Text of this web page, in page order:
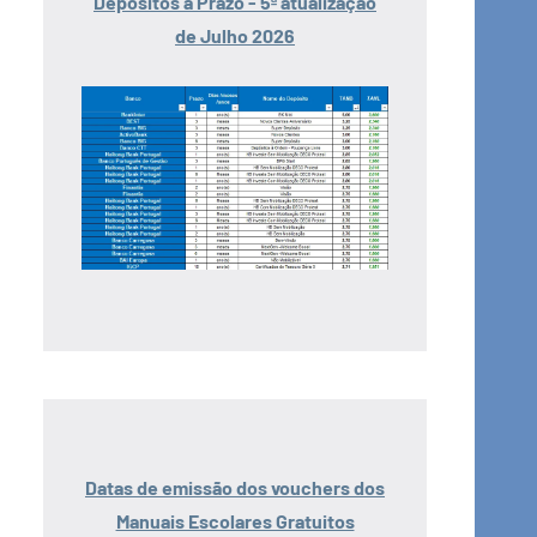
de Julho 2026
Datas de emissão dos vouchers dos
Manuais Escolares Gratuitos